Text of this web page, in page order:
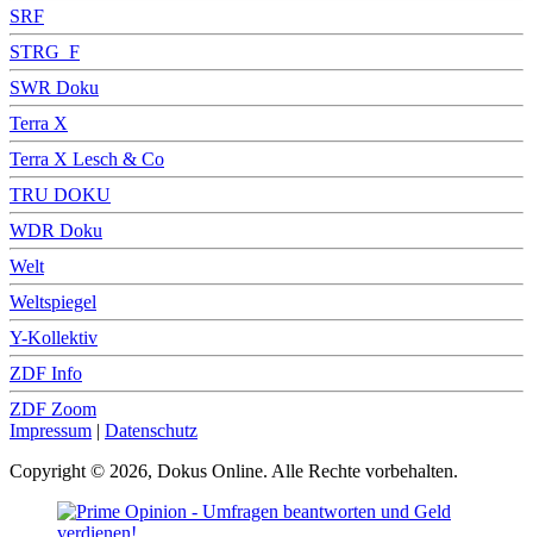
SRF
STRG_F
SWR Doku
Terra X
Terra X Lesch & Co
TRU DOKU
WDR Doku
Welt
Weltspiegel
Y-Kollektiv
ZDF Info
ZDF Zoom
Impressum | Datenschutz
Copyright © 2026, Dokus Online. Alle Rechte vorbehalten.